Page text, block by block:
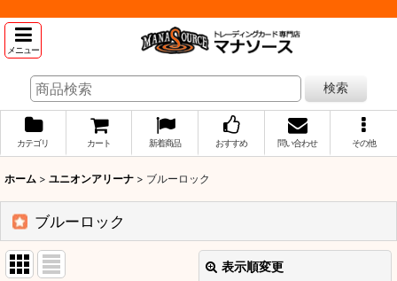
メニュー
検索
カテゴリ カート 新着商品 おすすめ 問い合わせ その他
ホーム > ユニオンアリーナ > ブルーロック
ブルーロック
表示順変更